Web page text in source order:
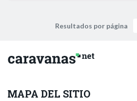
Resultados por página
MAPA DEL SITIO